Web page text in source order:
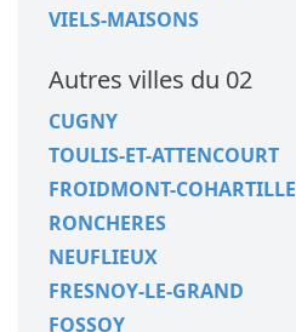
VIELS-MAISONS
Autres villes du 02
CUGNY
TOULIS-ET-ATTENCOURT
FROIDMONT-COHARTILLE
RONCHERES
NEUFLIEUX
FRESNOY-LE-GRAND
FOSSOY